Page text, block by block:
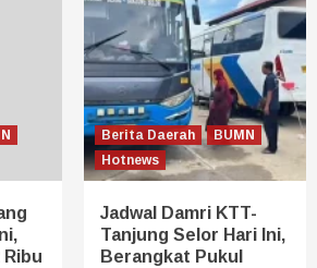
Ribu
Berita Daerah
BUMN
Hotnews
Jadwal Damri KTT-
Tanjung Selor Hari Ini,
Berangkat Pukul